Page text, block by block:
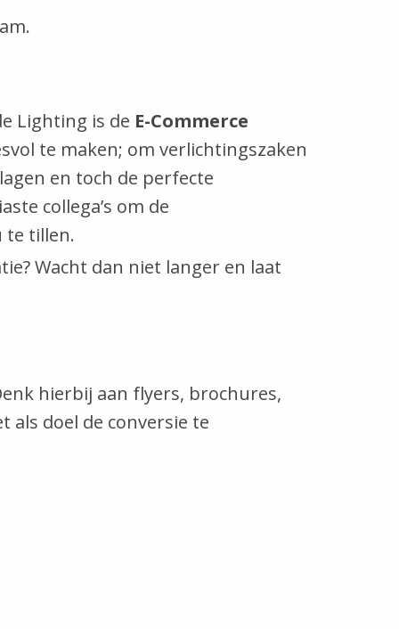
Lighting is de E-Commerce
te maken; om verlichtingszaken
en toch de perfecte
collega’s om de
te tillen.
Wacht dan niet langer en laat
hierbij aan flyers, brochures,
als doel de conversie te